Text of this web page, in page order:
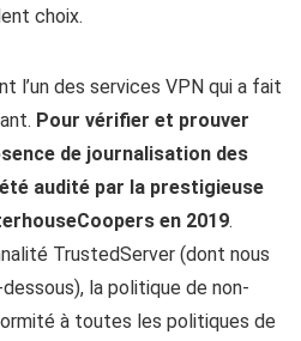
choix.
l’un des services VPN qui a fait
Pour vérifier et prouver
de journalisation des
audité par la prestigieuse
en 2019.
TrustedServer (dont nous
la politique de non-
à toutes les politiques de